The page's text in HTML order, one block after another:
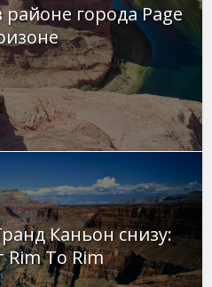
города Page
Каньон снизу:
To Rim